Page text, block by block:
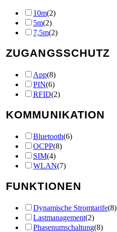
10m(2)
5m(2)
7,5m(2)
ZUGANGSSCHUTZ
App(8)
PIN(6)
RFID(2)
KOMMUNIKATION
Bluetooth(6)
OCPP(8)
SIM(4)
WLAN(7)
FUNKTIONEN
Dynamische Stromtarife(8)
Lastmanagement(2)
Phasenumschaltung(8)